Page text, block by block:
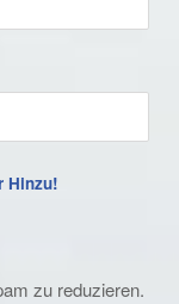
Hinzu!
zu reduzieren.